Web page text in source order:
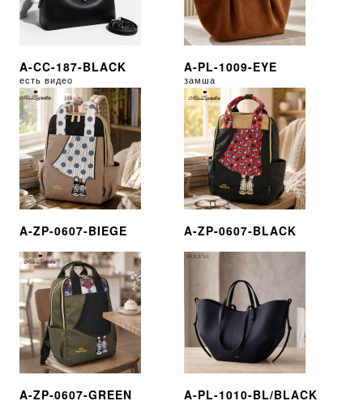
A-CC-187-BLACK
есть видео
A-PL-1009-EYE
замша
A-ZP-0607-BIEGE A-ZP-0607-BLACK
A-ZP-0607-GREEN A-PL-1010-BL/BLACK